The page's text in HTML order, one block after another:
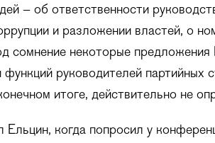
– об ответственности
и разложении властей, о
сомнение некоторые предложения
руководителей партийных
итоге, действительно не
когда попросил у